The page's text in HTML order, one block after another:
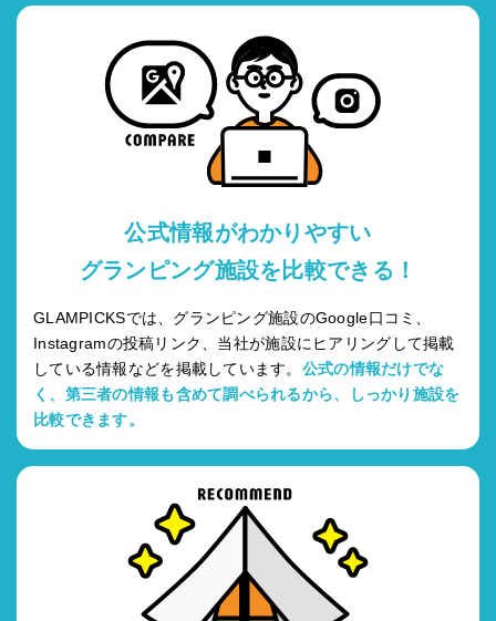
公式情報がわかりやすい
グランピング施設を比較できる！
GLAMPICKSでは、グランピング施設のGoogle口コミ、
Instagramの投稿リンク、当社が施設にヒアリングして掲載
している情報などを掲載しています。 公式の情報だけでな
く、第三者の情報も含めて調べられるから、しっかり施設を
比較できます。